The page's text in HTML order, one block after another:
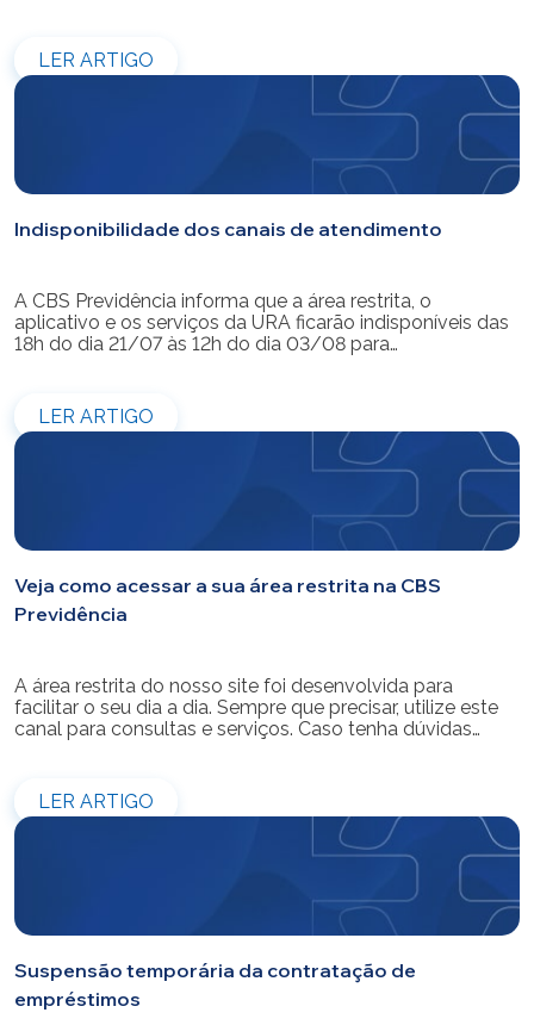
eficiência e transparência os recursos dos nossos mais
de 39 mil participantes. Temos […]
LER ARTIGO
Indisponibilidade dos canais de atendimento
A CBS Previdência informa que a área restrita, o
aplicativo e os serviços da URA ficarão indisponíveis das
18h do dia 21/07 às 12h do dia 03/08 para
entre os dias 22/07 e 31/07. Reforçamos que as
simulações e contratações de empréstimos […]
LER ARTIGO
Veja como acessar a sua área restrita na CBS
Previdência
A área restrita do nosso site foi desenvolvida para
facilitar o seu dia a dia. Sempre que precisar, utilize este
canal para consultas e serviços. Caso tenha dúvidas
LER ARTIGO
Suspensão temporária da contratação de
empréstimos